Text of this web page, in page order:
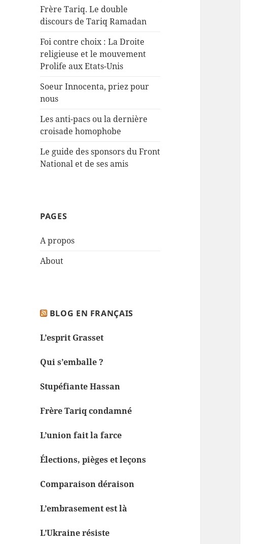
Frère Tariq. Le double
discours de Tariq Ramadan
Foi contre choix : La Droite
religieuse et le mouvement
Prolife aux Etats-Unis
Soeur Innocenta, priez pour
nous
Les anti-pacs ou la dernière
croisade homophobe
Le guide des sponsors du Front
National et de ses amis
PAGES
A propos
About
BLOG EN FRANÇAIS
L’esprit Grasset
Qui s’emballe ?
Stupéfiante Hassan
Frère Tariq condamné
L’union fait la farce
Élections, pièges et leçons
Comparaison déraison
L’embrasement est là
L’Ukraine résiste